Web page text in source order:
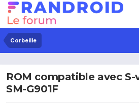
Corbeille
ROM compatible avec S-
SM-G901F